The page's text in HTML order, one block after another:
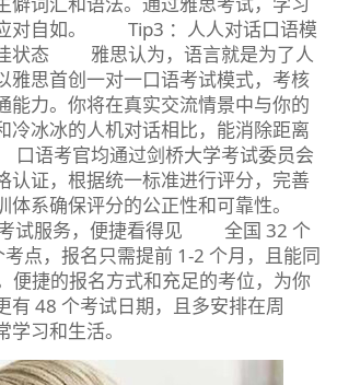
对自如。 Tip3 ：人人对话口语模
状态 雅思认为，语言就是为了人
雅思首创一对一口语考试模式，考核
能力。你将在真实交流情景中与你的
冷冰冰的人机对话相比，能消除距离
语考官均通过剑桥大学考试委员会
认证，根据统一标准进行评分，完善
体系确保评分的公正性和可靠性。
试服务，便捷看得见 全国 32 个
点，报名只需提前 1-2 个月，且能同
便捷的报名方式和充足的考位，为你
有 48 个考试日期，且多安排在周
习和生活。